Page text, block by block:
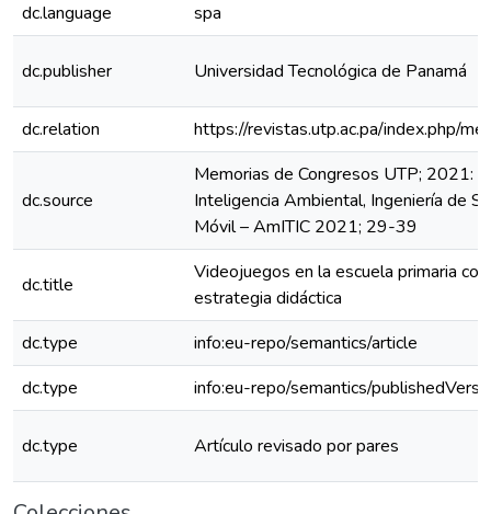
dc.language
spa
dc.publisher Universidad Tecnológica de Panamá
dc.relation https://revistas.utp.ac.pa/index.php/
dc.source
Memorias de Congresos UTP; 2021:
Inteligencia Ambiental, Ingeniería de
Móvil – AmITIC 2021; 29-39
dc.title
Videojuegos en la escuela primaria
estrategia didáctica
dc.type
info:eu-repo/semantics/article
dc.type
info:eu-repo/semantics/
dc.type Artículo revisado por pares